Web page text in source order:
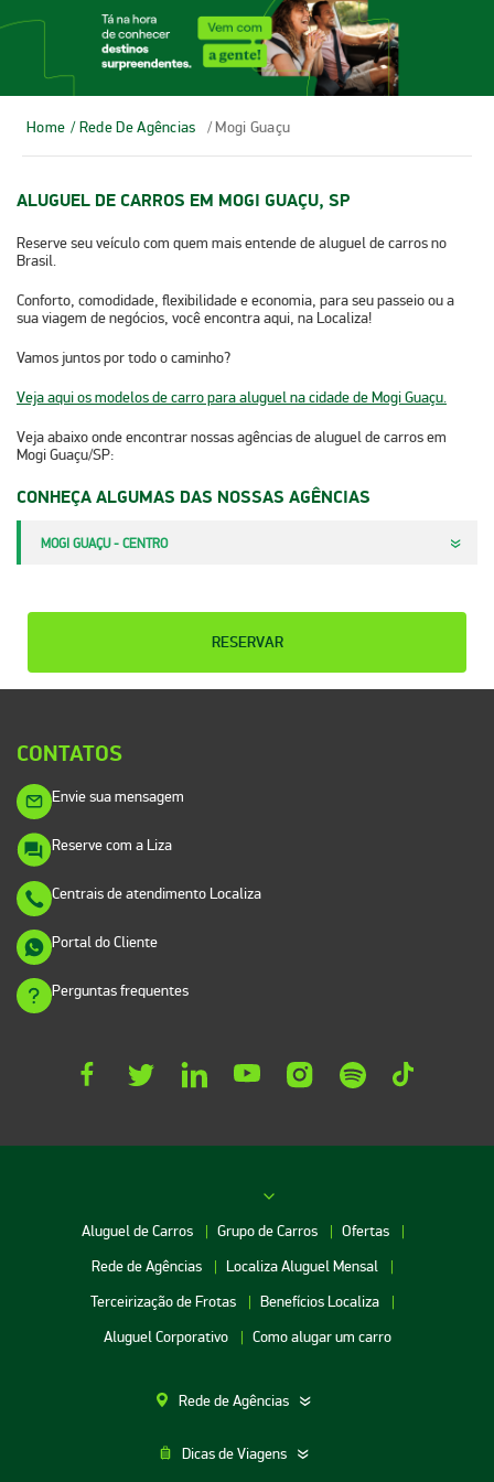
Home / Rede De Agências / Mogi Guaçu
ALUGUEL DE CARROS EM MOGI GUAÇU, SP
Reserve seu veículo com quem mais entende de aluguel de carros no
Brasil.
Conforto, comodidade, flexibilidade e economia, para seu passeio ou a
sua viagem de negócios, você encontra aqui, na Localiza!
Vamos juntos por todo o caminho?
Veja aqui os modelos de carro para aluguel na cidade de Mogi Guaçu.
Veja abaixo onde encontrar nossas agências de aluguel de carros em
Mogi Guaçu/SP:​​​​
CONHEÇA ALGUMAS DAS NOSSAS AGÊNCIAS
MOGI GUAÇU - CENTRO
RESERVAR
CONTATOS
Envie sua mensagem
Reserve com a Liza
Centrais de atendimento Localiza
Portal do Cliente
Perguntas frequentes
Aluguel de Carros Grupo de Carros
Ofertas
Rede de Agências
Localiza Aluguel Mensal
Terceirização de Frotas
Benefícios Localiza
Aluguel Corporativo
Como alugar um carro
Rede de Agências
Dicas de Viagens